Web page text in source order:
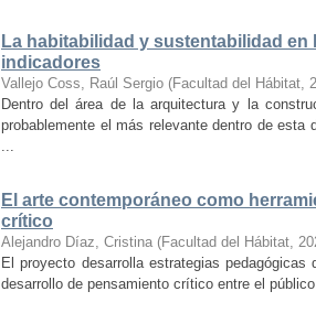
La habitabilidad y sustentabilidad
indicadores
Vallejo Coss, Raúl Sergio (Facultad del Hábitat,
Dentro del área de la arquitectura y la
probablemente el más relevante dentro de
...
El arte contemporáneo como
crítico
Alejandro Díaz, Cristina (Facultad del Hábitat,
El proyecto desarrolla estrategias
desarrollo de pensamiento crítico entre el